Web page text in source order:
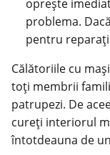
oprește
problema.
pentru
Călătoriile cu
toți membrii
patrupezi. De
cureți interiorul
întotdeauna de